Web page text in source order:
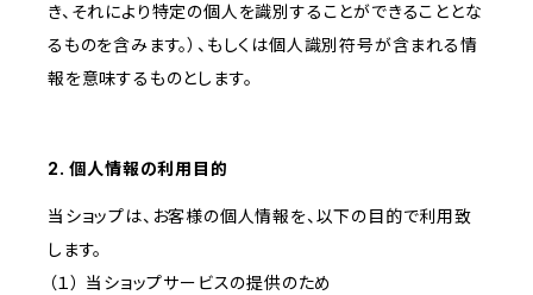
き、それにより特定の個人を識別することができることとな
るものを含みます。）、もしくは個人識別符号が含まれる情
報を意味するものとします。
2. 個人情報の利用目的
当ショップは、お客様の個人情報を、以下の目的で利用致
します。
（１） 当ショップサービスの提供のため